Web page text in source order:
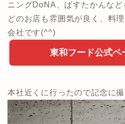
ニングDoNA、ぱすたかんなど
どのお店も雰囲気が良く、料
会社です(^^)
東和フード公式ペ
本社近くに行ったので記念に撮